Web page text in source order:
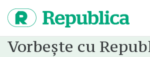
continut
Vorbește cu